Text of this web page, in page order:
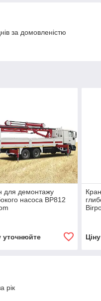
за домовленістю
для демонтажу
насоса BP812
уточнюйте
рік